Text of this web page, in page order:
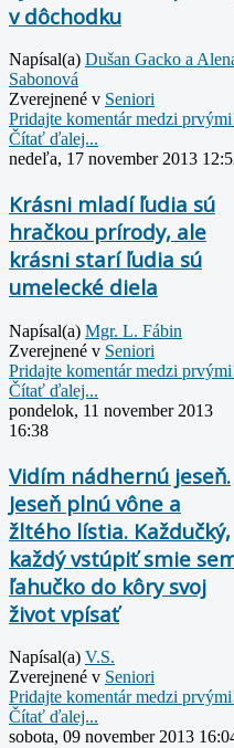
v dôchodku
Napísal(a) Dušan Gacko a
Sabonová
Zverejnené v Seniori
Pridajte komentár medzi
Čítať ďalej...
nedeľa, 17 november 2013
Krásni mladí ľudia sú
hračkou prírody, ale
krásni starí ľudia sú
umelecké diela
Napísal(a) Mgr. L. Fábin
Zverejnené v Seniori
Pridajte komentár medzi
Čítať ďalej...
pondelok, 11 november 2013
16:38
Vidím nádhernú jeseň.
Jeseň plnú vône a
žltého lístia. Každučký,
každý vstúpiť smie
ľahučko do kôry svoj
život vpísať
Napísal(a) V.S.
Zverejnené v Seniori
Pridajte komentár medzi
Čítať ďalej...
sobota, 09 november 2013